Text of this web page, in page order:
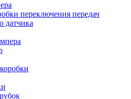
переключения передач
датчика